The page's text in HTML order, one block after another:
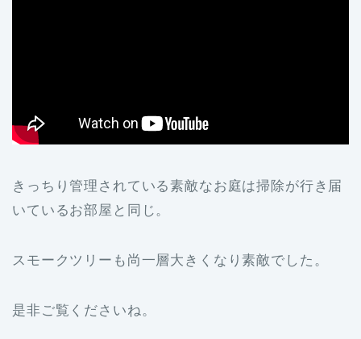
きっちり管理されている素敵なお庭は掃除が行き届
いているお部屋と同じ。
スモークツリーも尚一層大きくなり素敵でした。
是非ご覧くださいね。